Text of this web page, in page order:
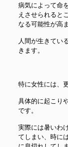
病気によって命
えさせられると
なる可能性が高
人間が生きてい
きます。
特に女性には、
具体的に起こり
です。
実際には暑いわ
てしまい、時に